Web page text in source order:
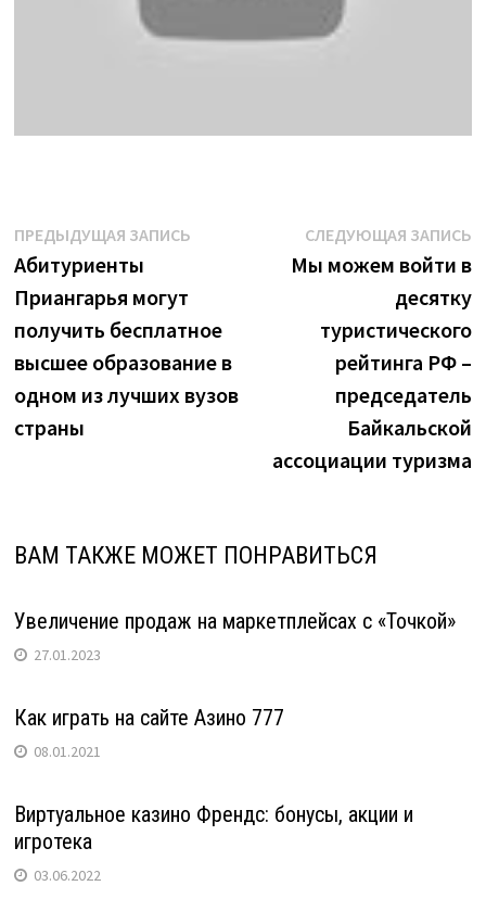
Навигация
по
записям
ПРЕДЫДУЩАЯ ЗАПИСЬПредыдущая
Абитуриенты
Приангарья могут
получить бесплатное
высшее образование в
одном из лучших вузов
страны
СЛЕДУЮЩАЯ ЗАПИСЬ
Мы можем войти в
десятку
туристического
рейтинга РФ –
председатель
Байкальской
ассоциации туризма
ВАМ ТАКЖЕ МОЖЕТ ПОНРАВИТЬСЯ
Увеличение продаж на маркетплейсах с «Точкой»
27.01.2023
Как играть на сайте Азино 777
08.01.2021
Виртуальное казино Френдс: бонусы, акции и
игротека
03.06.2022